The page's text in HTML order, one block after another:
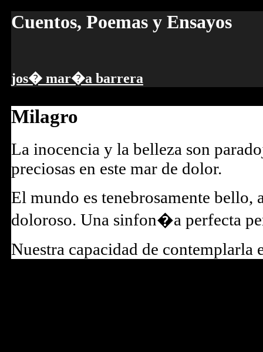
Cuentos, Poemas y Ensayos
jos� mar�a barrera
Milagro
La inocencia y la belleza son
preciosas en este mar de dolor.
El mundo es tenebrosamente bello,
doloroso. Una sinfon�a perfecta
Nuestra capacidad de contemplarla